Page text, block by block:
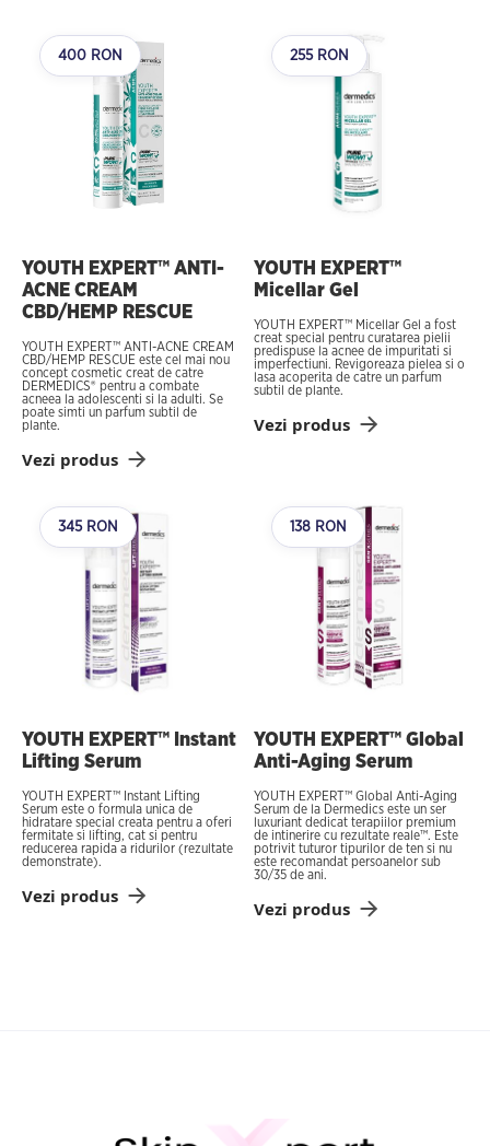
400 RON
YOUTH EXPERT™ ANTI-
ACNE CREAM
CBD/HEMP RESCUE
YOUTH EXPERT™ ANTI-ACNE CREAM
CBD/HEMP RESCUE este cel mai nou
concept cosmetic creat de catre
DERMEDICS® pentru a combate
acneea la adolescenti si la adulti. Se
poate simti un parfum subtil de
plante.
Vezi produs
255 RON
YOUTH EXPERT™
Micellar Gel
YOUTH EXPERT™ Micellar Gel a fost
creat special pentru curatarea pielii
predispuse la acnee de impuritati si
imperfectiuni. Revigoreaza pielea si o
lasa acoperita de catre un parfum
subtil de plante.
Vezi produs
345 RON
YOUTH EXPERT™ Instant
Lifting Serum
YOUTH EXPERT™ Instant Lifting
Serum este o formula unica de
hidratare special creata pentru a oferi
fermitate si lifting, cat si pentru
reducerea rapida a ridurilor (rezultate
demonstrate).
Vezi produs
138 RON
YOUTH EXPERT™ Global
Anti-Aging Serum
YOUTH EXPERT™ Global Anti-Aging
Serum de la Dermedics este un ser
luxuriant dedicat terapiilor premium
de intinerire cu rezultate reale™. Este
potrivit tuturor tipurilor de ten si nu
este recomandat persoanelor sub
30/35 de ani.
Vezi produs